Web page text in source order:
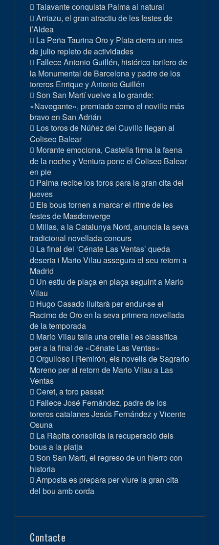
Talavante conquista Palma al natural
Arriazu, el gran atractiu de les festes de
l’Aldea
La Peña Taurina Oro y Plata cierra un mes
de julio repleto de actividades
Fallece Antonio Guillén, histórico torilero de
la Monumental de Barcelona y padre de los
toreros Enrique y Antonio Guillén
Son San Martí vuelve a lo grande:
«Navegante», premiado como el novillo más
bravo en San Adrián
Los toros de Núñez del Cuvillo llegan al
Coliseo Balear
Morante emociona, Castella firma la faena
de la noche y Ventura pone el Coliseo Balear
en pie
Palma recibe los toros para la gran cita del
jueves
Els bous tornen a marcar el ritme de les
festes de Masdenverge
Millas, a la Catalunya Nord, anuncia la seva
tradicional novellada concurs
La final del ‘Cénate Las Ventas’ queda
deserta i Mario Vilau assegura el seu retorn a
Madrid
Un estiu de plaça en plaça seguint a Mario
Vilau
Hugo Casado lluitarà per endur-se el
Racimo de Oro en la seva primera novellada
de la temporada
Mario Vilau talla una orella i es classifica
per a la final de «Cénate Las Ventas»
Orgulloso i Remirón, els novells de Sagrario
Moreno per al retorn de Mario Vilau a Las
Ventas
Ceret, a toro passat
Fallece José Fernández, padre de los
toreros catalanes Jesús Fernández y Vicente
Osuna
La Ràpita consolida la recuperació dels
bous a la platja
Son San Martí, el regreso de un hierro con
historia
Amposta es prepara per viure la gran cita
del bou amb corda
Contacte